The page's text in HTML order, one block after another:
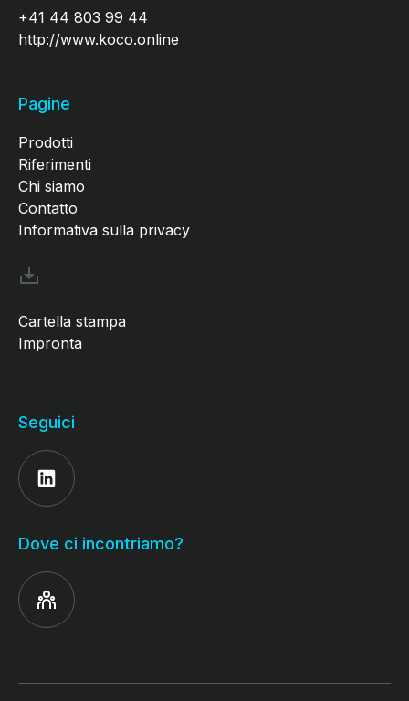
+41 44 803 99 44
http://www.koco.online
Pagine
Prodotti
Riferimenti
Chi siamo
Contatto
Informativa sulla privacy
Cartella stampa
Impronta
Seguici
Dove ci incontriamo?